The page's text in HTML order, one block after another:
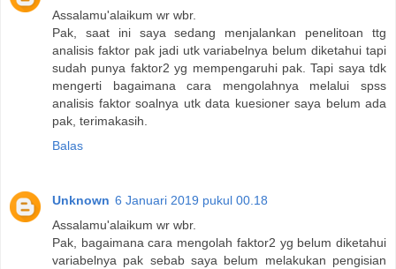
Assalamu'alaikum wr wbr.
Pak, saat ini saya sedang menjalankan penelitoan ttg
analisis faktor pak jadi utk variabelnya belum diketahui tapi
sudah punya faktor2 yg mempengaruhi pak. Tapi saya tdk
mengerti bagaimana cara mengolahnya melalui spss
analisis faktor soalnya utk data kuesioner saya belum ada
pak, terimakasih.
Balas
Unknown 6 Januari 2019 pukul 00.18
Assalamu'alaikum wr wbr.
Pak, bagaimana cara mengolah faktor2 yg belum diketahui
variabelnya pak sebab saya belum melakukan pengisian